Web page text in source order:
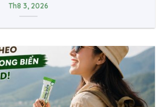
Th8 3, 2026